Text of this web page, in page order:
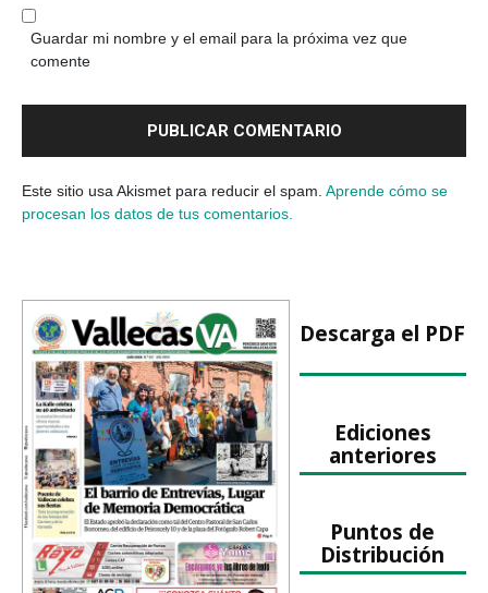
Guardar mi nombre y el email para la próxima vez que
comente
Este sitio usa Akismet para reducir el spam. Aprende cómo se
procesan los datos de tus comentarios.
Descarga el PDF
Ediciones
anteriores
Puntos de
Distribución